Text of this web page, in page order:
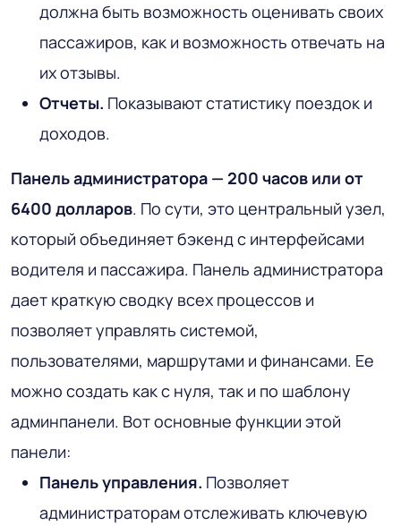
должна быть возможность оценивать своих
пассажиров, как и возможность отвечать на
их отзывы.
Отчеты. Показывают статистику поездок и
доходов.
Панель администратора — 200 часов или от
6400 долларов. По сути, это центральный узел,
который объединяет бэкенд с интерфейсами
водителя и пассажира. Панель администратора
дает краткую сводку всех процессов и
позволяет управлять системой,
пользователями, маршрутами и финансами. Ее
можно создать как с нуля, так и по шаблону
админпанели. Вот основные функции этой
панели:
Панель управления. Позволяет
администраторам отслеживать ключевую